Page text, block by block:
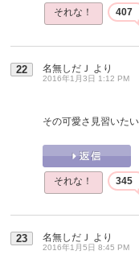
それな！ 407
22 名無しだＪ より
2016年1月3日 1:12 PM
その可愛さ見習いたい
それな！ 345
23 名無しだＪ より
2016年1月5日 8:45 PM